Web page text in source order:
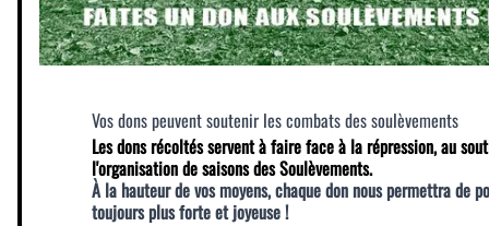
Vos dons peuvent soutenir les combats des soulèvements
Les dons récoltés servent à faire face à la répression, au
l'organisation de saisons des Soulèvements.
À la hauteur de vos moyens, chaque don nous permettra de
toujours plus forte et joyeuse !